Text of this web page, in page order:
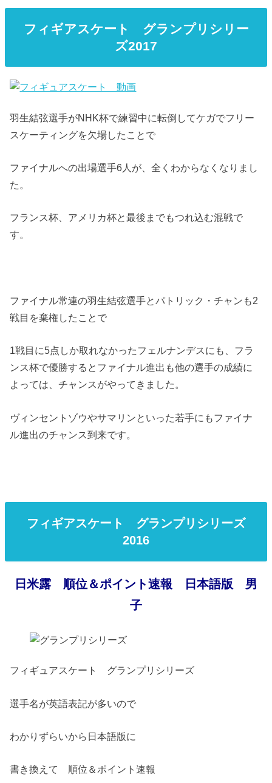
フィギアスケート グランプリシリー
ズ2017
羽生結弦選手がNHK杯で練習中に転倒してケガでフリー
スケーティングを欠場したことで
ファイナルへの出場選手6人が、全くわからなくなりまし
た。
フランス杯、アメリカ杯と最後までもつれ込む混戦で
す。
ファイナル常連の羽生結弦選手とパトリック・チャンも2
戦目を棄権したことで
1戦目に5点しか取れなかったフェルナンデスにも、フラ
ンス杯で優勝するとファイナル進出も他の選手の成績に
よっては、チャンスがやってきました。
ヴィンセントゾウやサマリンといった若手にもファイナ
ル進出のチャンス到来です。
フィギアスケート グランプリシリーズ
2016
日米露 順位＆ポイント速報 日本語版 男
子
フィギュアスケート グランプリシリーズ
選手名が英語表記が多いので
わかりずらいから日本語版に
書き換えて 順位＆ポイント速報